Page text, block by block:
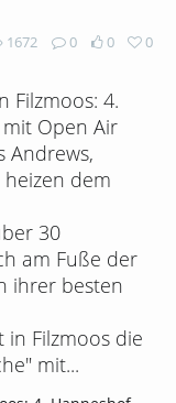
1672 0 0 0
Filzmoos: 4.
Open Air
Andrews,
dem
30
am Fuße der
ihrer besten
in Filzmoos die
mit...